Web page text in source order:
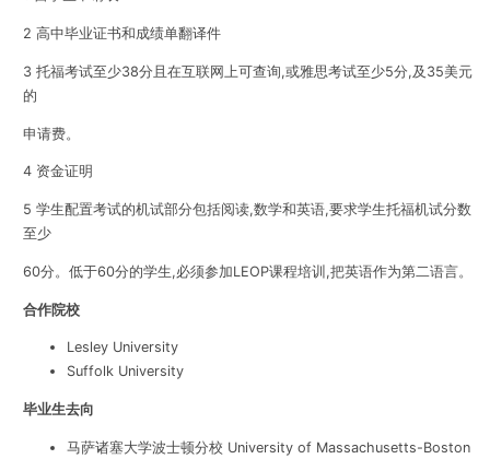
2 高中毕业证书和成绩单翻译件
3 托福考试至少38分且在互联网上可查询,或雅思考试至少5分,及35美元
的
申请费。
4 资金证明
5 学生配置考试的机试部分包括阅读,数学和英语,要求学生托福机试分数
至少
60分。低于60分的学生,必须参加LEOP课程培训,把英语作为第二语言。
合作院校
Lesley University
Suffolk University
毕业生去向
马萨诸塞大学波士顿分校 University of Massachusetts-Boston